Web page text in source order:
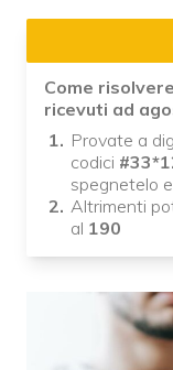
Come
ricevuti ad
Provate a
codici
spegnetelo
Altrimenti
al 190